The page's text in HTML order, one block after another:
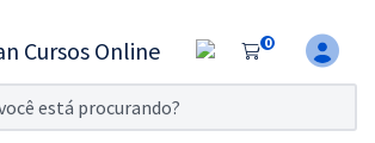
0
11
Teste grátis por 7 dias!